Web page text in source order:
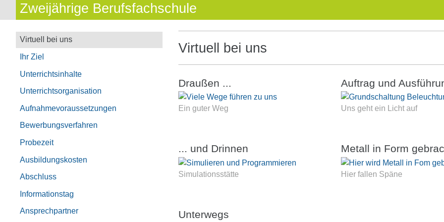
Zweijährige Berufsfachschule
Virtuell bei uns
Ihr Ziel
Unterrichtsinhalte
Unterrichtsorganisation
Aufnahmevoraussetzungen
Bewerbungsverfahren
Probezeit
Ausbildungskosten
Abschluss
Informationstag
Ansprechpartner
Virtuell bei uns
Draußen ...
Ein guter Weg
... und Drinnen
Simulationsstätte
Unterwegs
Auftrag und
Uns geht ein Licht auf
Metall in Form
Hier fallen Späne